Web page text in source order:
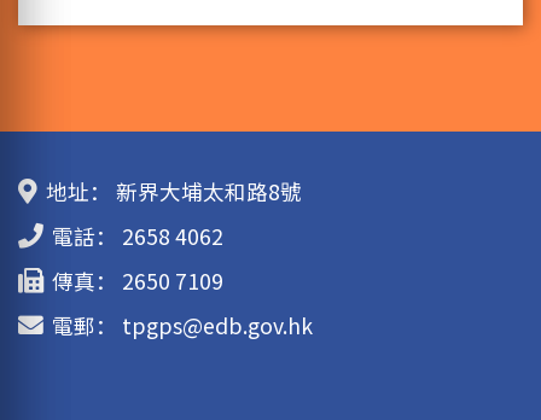
地址：
新界大埔太和路8號
電話：
2658 4062
傳真：
2650 7109
電郵：
tpgps@edb.gov.hk